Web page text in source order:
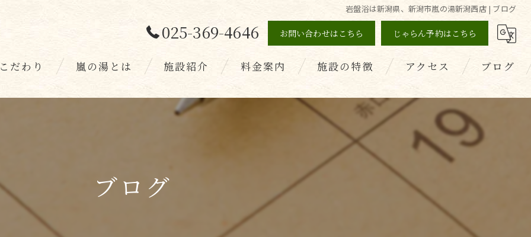
岩盤浴は新潟県、新潟市嵐の湯新潟西店 | ブログ
025-369-4646 お問い合わせはこちら じゃらん予約はこちら
だわり 嵐の湯とは 施設紹介
スタッフ
料金案内 施設の特徴
薬石浴
美容
アクセス ブログ
ブログ